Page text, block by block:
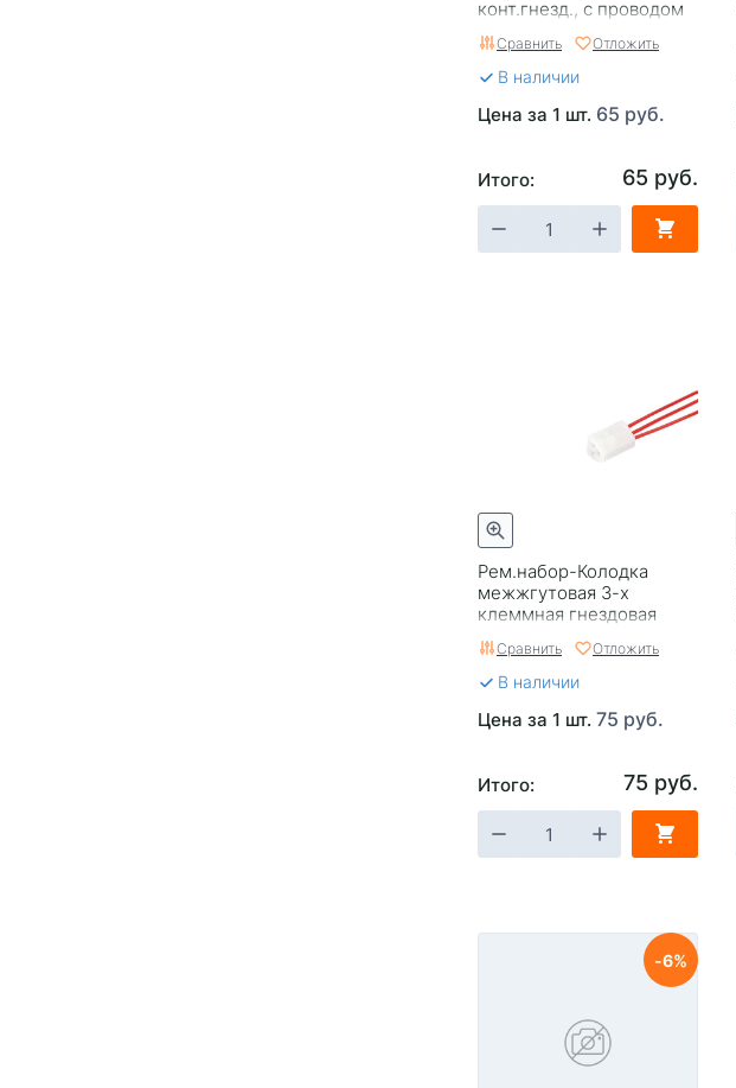
конт.гнезд., с проводом
Сравнить Отложить
В наличии
Цена за 1 шт. 65 руб.
Итого: 65 руб.
Рем.набор-Колодка
межжгутовая 3-х
клеммная гнездовая
Cargen AX-343-01
Сравнить Отложить
В наличии
Цена за 1 шт. 75 руб.
Итого: 75 руб.
6